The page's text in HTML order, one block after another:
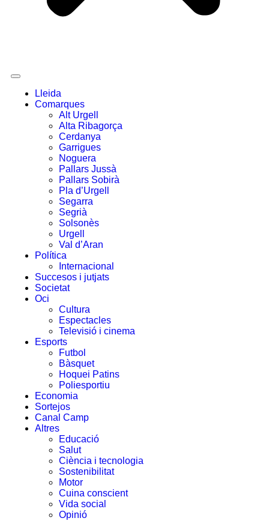
Lleida
Comarques
Alt Urgell
Alta Ribagorça
Cerdanya
Garrigues
Noguera
Pallars Jussà
Pallars Sobirà
Pla d’Urgell
Segarra
Segrià
Solsonès
Urgell
Val d’Aran
Política
Internacional
Succesos i jutjats
Societat
Oci
Cultura
Espectacles
Televisió i cinema
Esports
Futbol
Bàsquet
Hoquei Patins
Poliesportiu
Economia
Sortejos
Canal Camp
Altres
Educació
Salut
Ciència i tecnologia
Sostenibilitat
Motor
Cuina conscient
Vida social
Opinió